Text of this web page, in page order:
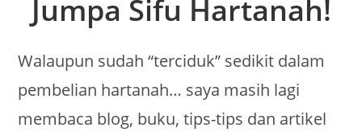
Jumpa Sifu Hartanah!
Walaupun sudah “terciduk” sedikit dalam
pembelian hartanah… saya masih lagi
membaca blog, buku, tips-tips dan artikel